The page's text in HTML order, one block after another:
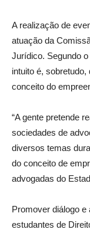
A realização de
atuação da
Jurídico. Segundo
intuito é,
conceito do
“A gente pretende
sociedades de
diversos temas
do conceito de
advogadas do
Promover diálogo
estudantes de